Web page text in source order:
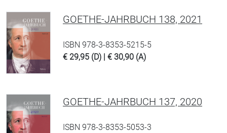
GOETHE-JAHRBUCH 138, 2021
ISBN 978-3-8353-5215-5
€ 29,95 (D) | € 30,90 (A)
GOETHE-JAHRBUCH 137, 2020
ISBN 978-3-8353-5053-3